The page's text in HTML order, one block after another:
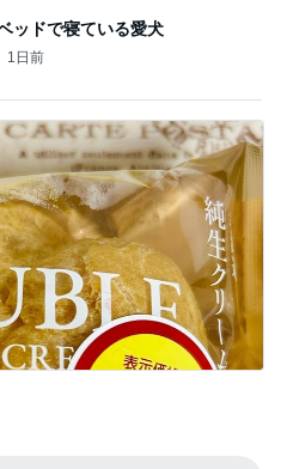
ッドで寝ている愛犬
1日前